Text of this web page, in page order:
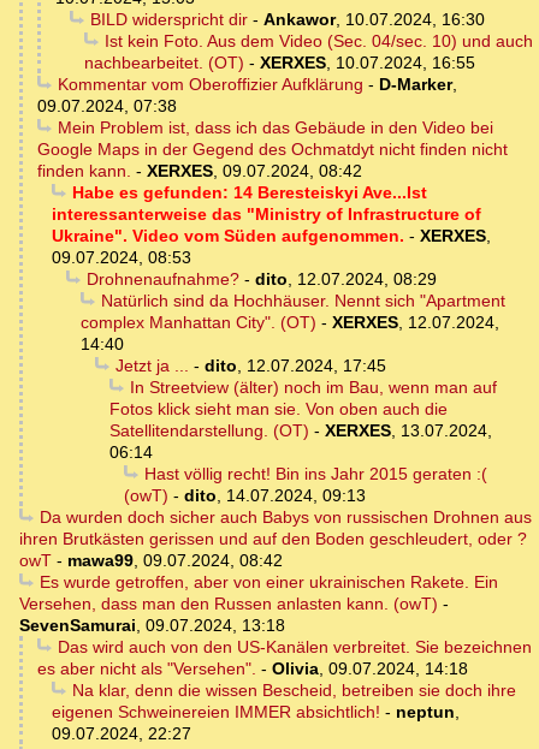
BILD widerspricht dir- Ankawor, 10.07.2024, 16:30
Ist kein Foto. Aus dem Video (Sec. 04/sec. 10) und auch
nachbearbeitet. (OT) - XERXES, 10.07.2024, 16:55
Kommentar vom Oberoffizier Aufklärung - D-Marker,
09.07.2024, 07:38
Mein Problem ist, dass ich das Gebäude in den Video bei
Google Maps in der Gegend des Ochmatdyt nicht finden nicht
finden kann. - XERXES, 09.07.2024, 08:42
Habe es gefunden: 14 Beresteiskyi Ave...Ist
interessanterweise das "Ministry of Infrastructure of
Ukraine". Video vom Süden aufgenommen. - XERXES,
09.07.2024, 08:53
Drohnenaufnahme?- dito, 12.07.2024, 08:29
Natürlich sind da Hochhäuser. Nennt sich "Apartment
complex Manhattan City". (OT) - XERXES, 12.07.2024,
14:40
Jetzt ja ... - dito, 12.07.2024, 17:45
In Streetview (älter) noch im Bau, wenn man auf
Fotos klick sieht man sie. Von oben auch die
Satellitendarstellung. (OT) - XERXES, 13.07.2024,
06:14
Hast völlig recht! Bin ins Jahr 2015 geraten :(
(owT) - dito, 14.07.2024, 09:13
Da wurden doch sicher auch Babys von russischen Drohnen aus
ihren Brutkästen gerissen und auf den Boden geschleudert, oder ?
owT - mawa99, 09.07.2024, 08:42
Es wurde getroffen, aber von einer ukrainischen Rakete. Ein
Versehen, dass man den Russen anlasten kann. (owT) -
SevenSamurai, 09.07.2024, 13:18
Das wird auch von den US-Kanälen verbreitet. Sie bezeichnen
es aber nicht als "Versehen". - Olivia, 09.07.2024, 14:18
Na klar, denn die wissen Bescheid, betreiben sie doch ihre
eigenen Schweinereien IMMER absichtlich! - neptun,
09.07.2024, 22:27